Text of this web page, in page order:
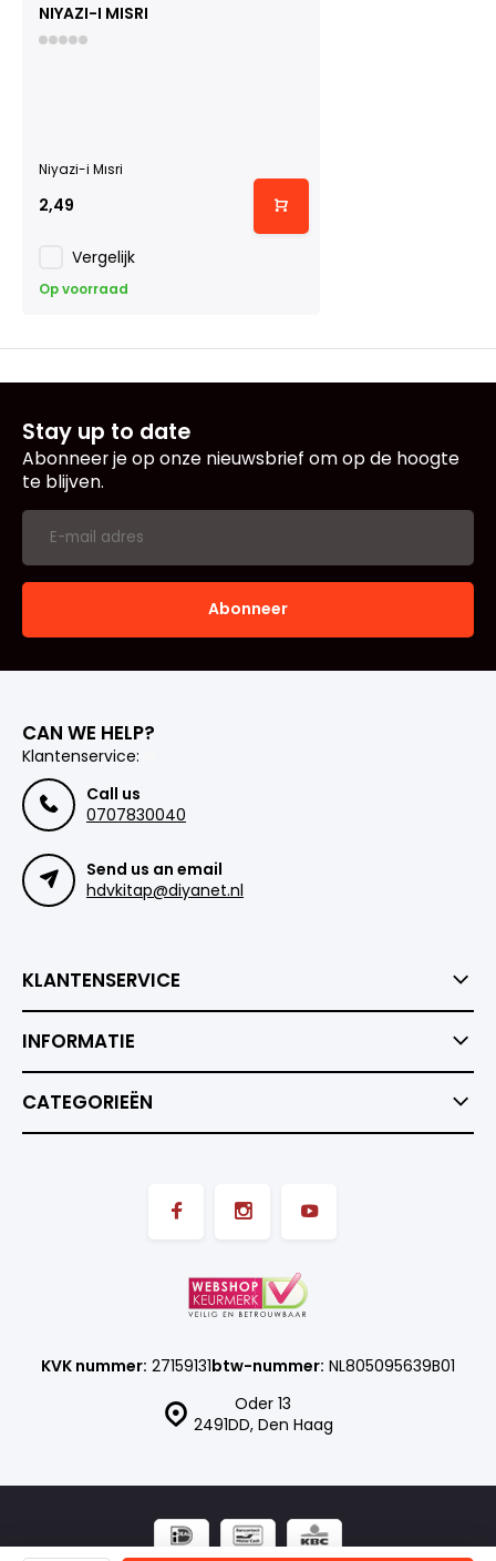
NIYAZI-I MISRI
Niyazi-i Mısri
2,49
Vergelijk
Op voorraad
Stay up to date
Abonneer je op onze nieuwsbrief om op de hoogte
te blijven.
Abonneer
CAN WE HELP?
Klantenservice:
Call us
0707830040
Send us an email
hdvkitap@diyanet.nl
KLANTENSERVICE
INFORMATIE
CATEGORIEËN
Oder 13
2491DD, Den Haag
KVK nummer: 27159131btw-nummer: NL805095639B01